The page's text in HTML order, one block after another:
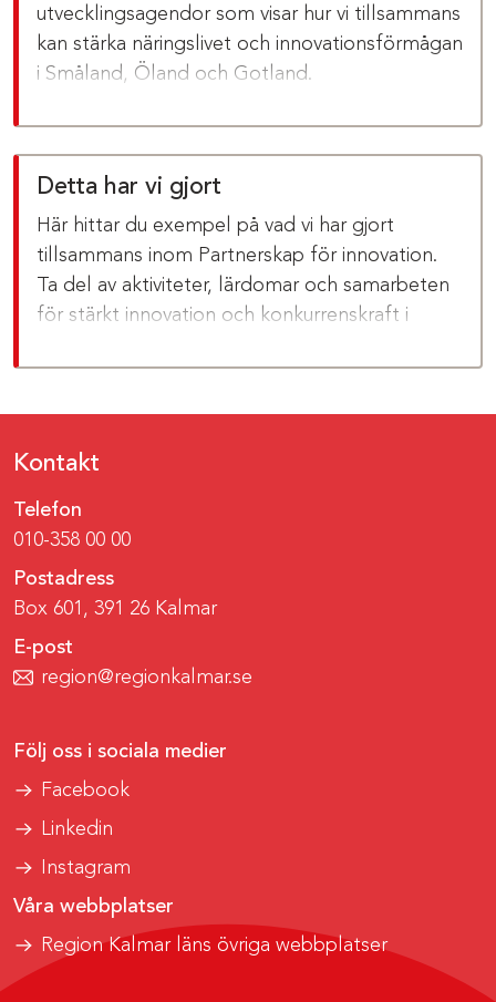
utvecklingsagendor som visar hur vi tillsammans
kan stärka näringslivet och innovationsförmågan
i Småland, Öland och Gotland.
Detta har vi gjort
Här hittar du exempel på vad vi har gjort
tillsammans inom Partnerskap för innovation.
Ta del av aktiviteter, lärdomar och samarbeten
för stärkt innovation och konkurrenskraft i
Kontakt
Telefon
010-358 00 00
Postadress
Box 601, 391 26 Kalmar
E-post
region@regionkalmar.se
Följ oss i sociala medier
Facebook
Linkedin
Instagram
Våra webbplatser
Region Kalmar läns övriga webbplatser